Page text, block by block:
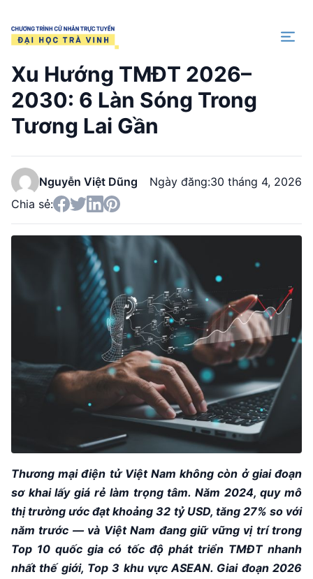
Trang chủ
Xu Hướng TMĐT 2026–
2030: 6 Làn Sóng Trong
Tương Lai Gần
Nguyễn Việt Dũng Ngày đăng:30 tháng 4, 2026
Chia sẻ:
Thương mại điện tử Việt Nam không còn ở giai đoạn
sơ khai lấy giá rẻ làm trọng tâm. Năm 2024, quy mô
thị trường ước đạt khoảng 32 tỷ USD, tăng 27% so với
năm trước — và Việt Nam đang giữ vững vị trí trong
Top 10 quốc gia có tốc độ phát triển TMĐT nhanh
nhất thế giới, Top 3 khu vực ASEAN. Giai đoạn 2026